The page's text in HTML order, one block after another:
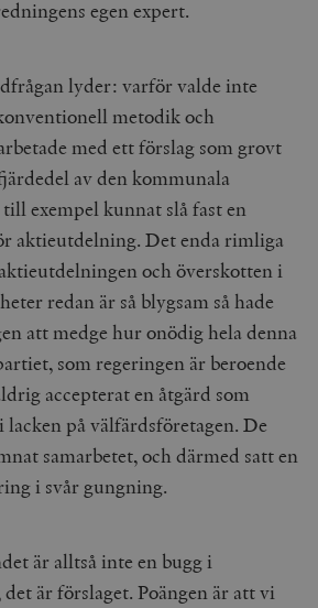
egen expert.
lyder: varför valde inte
metodik och
med ett förslag som grovt
av den kommunala
exempel kunnat slå fast en
aktieutdelning. Det enda rimliga
och överskotten i
redan är så blygsam så hade
att medge hur onödig hela denna
som regeringen är beroende
accepterat en åtgärd som
på välfärdsföretagen. De
samarbetet, och därmed satt en
i svår gungning.
är alltså inte en bugg i
det ärförslaget. Poängen är att vi